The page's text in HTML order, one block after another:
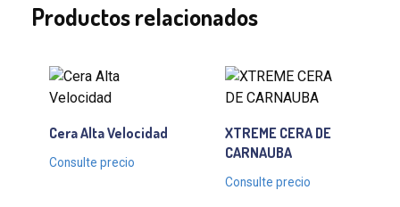
Productos relacionados
Cera Alta Velocidad
Consulte precio
XTREME CERA DE
CARNAUBA
Consulte precio